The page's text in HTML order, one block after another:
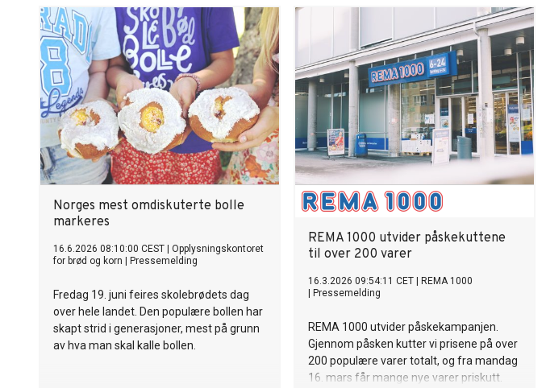
Norges mest omdiskuterte bolle
markeres
16.6.2026 08:10:00 CEST
Opplysningskontoret
for brød og korn
Pressemelding
Fredag 19. juni feires skolebrødets dag
over hele landet. Den populære bollen har
skapt strid i generasjoner, mest på grunn
av hva man skal kalle bollen.
REMA 1000 utvider påskekuttene
til over 200 varer
16.3.2026 09:54:11 CET
REMA 1000
Pressemelding
REMA 1000 utvider påskekampanjen.
Gjennom påsken kutter vi prisene på over
200 populære varer totalt, og fra mandag
16. mars får mange nye varer priskutt.